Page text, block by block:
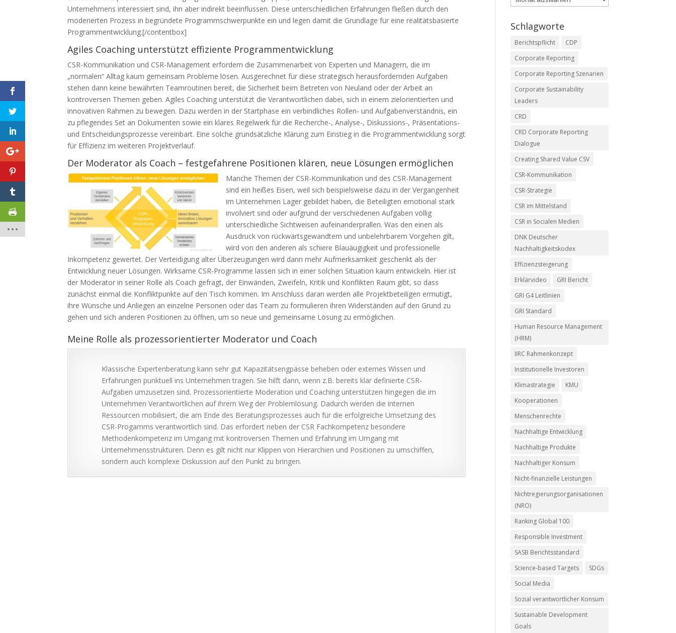
Unternehmens interessiert sind, ihn aber indirekt beeinflussen. Diese unterschiedlichen Erfahrungen fließen durch den
moderierten Prozess in begründete Programmschwerpunkte ein und legen damit die Grundlage für eine realitätsbasierte
Programmentwicklung.[/contentbox]
Agiles Coaching unterstützt effiziente Programmentwicklung
CSR-Kommunikation und CSR-Management erfordern die Zusammenarbeit von Experten und Managern, die im
„normalen“ Alltag kaum gemeinsam Probleme lösen. Ausgerechnet für diese strategisch herausfordernden Aufgaben
stehen dann keine bewährten Teamroutinen bereit, die Sicherheit beim Betreten von Neuland oder der Arbeit an
kontroversen Themen geben. Agiles Coaching unterstützt die Verantwortlichen dabei, sich in einem zielorientierten und
innovativen Rahmen zu bewegen. Dazu werden in der Startphase ein verbindliches Rollen- und Aufgabenverständnis, ein
zu pflegendes Set an Dokumenten sowie ein klares Regelwerk für die Recherche-, Analyse-, Diskussions-, Präsentations-
und Entscheidungsprozesse vereinbart. Eine solche grundsätzliche Klärung zum Einstieg in die Programmentwicklung sorgt
für Effizienz im weiteren Projektverlauf.
Der Moderator als Coach – festgefahrene Positionen klären, neue Lösungen ermöglichen
Manche Themen der CSR-Kommunikation und des CSR-Management
sind ein heißes Eisen, weil sich beispielsweise dazu in der Vergangenheit
im Unternehmen Lager gebildet haben, die Beteiligten emotional stark
involviert sind oder aufgrund der verschiedenen Aufgaben völlig
unterschiedliche Sichtweisen aufeinanderprallen. Was den einen als
Ausdruck von rückwärtsgewandtem und unbelehrbarem Vorgehen gilt,
wird von den anderen als schiere Blauäugigkeit und professionelle
Inkompetenz gewertet. Der Verteidigung alter Überzeugungen wird dann mehr Aufmerksamkeit geschenkt als der
Entwicklung neuer Lösungen. Wirksame CSR-Programme lassen sich in einer solchen Situation kaum entwickeln. Hier ist
der Moderator in seiner Rolle als Coach gefragt, der Einwänden, Zweifeln, Kritik und Konflikten Raum gibt, so dass
zunächst einmal die Konfliktpunkte auf den Tisch kommen. Im Anschluss daran werden alle Projektbeteiligen ermutigt,
ihre Wünsche und Anliegen an einzelne Personen oder das Team zu formulieren ihren Widerständen auf den Grund zu
gehen und sich anderen Positionen zu öffnen, um so neue und gemeinsame Lösung zu ermöglichen.
Meine Rolle als prozessorientierter Moderator und Coach
Klassische Expertenberatung kann sehr gut Kapazitätsengpässe beheben oder externes Wissen und
Erfahrungen punktuell ins Unternehmen tragen. Sie hilft dann, wenn z.B. bereits klar definierte CSR-
Aufgaben umzusetzen sind. Prozessorientierte Moderation und Coaching unterstützen hingegen die im
Unternehmen Verantwortlichen auf ihrem Weg der Problemlösung. Dadurch werden die internen
Ressourcen mobilisiert, die am Ende des Beratungsprozesses auch für die erfolgreiche Umsetzung des
CSR-Progamms verantwortlich sind. Das erfordert neben der CSR Fachkompetenz besondere
Methodenkompetenz im Umgang mit kontroversen Themen und Erfahrung im Umgang mit
Unternehmensstrukturen. Denn es gilt nicht nur Klippen von Hierarchien und Positionen zu umschiffen,
sondern auch komplexe Diskussion auf den Punkt zu bringen.
Schlagworte
Berichtspflicht
CDP
Corporate Reporting
Corporate Reporting Szenarien
Corporate Sustainability
Leaders
CRD
CRD Corporate Reporting
Dialogue
Creating Shared Value CSV
CSR-Kommunikation
CSR-Strategie
CSR im Mittelstand
CSR in Socialen Medien
DNK Deutscher
Nachhaltigkeitskodex
Effizienzsteigerung
Erklärvideo
GRI Bericht
GRI G4 Leitlinien
GRI Standard
Human Resource Management
(HRM)
IIRC Rahmenkonzept
Institutionelle Investoren
Klimastrategie
KMU
Kooperationen
Menschenrechte
Nachhaltige Entwicklung
Nachhaltige Produkte
Nachhaltiger Konsum
Nicht-finanzielle Leistungen
Nichtregierungsorganisationen
(NRO)
Ranking Global 100
Responsible Investment
SASB Berichtsstandard
Science-based Targets
SDGs
Social Media
Sozial verantwortlicher Konsum
Sustainable Development
Goals